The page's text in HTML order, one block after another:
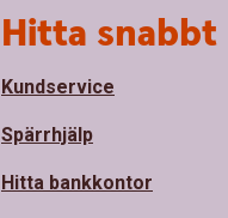
Hitta snabbt
Kundservice
Spärrhjälp
Hitta bankkontor